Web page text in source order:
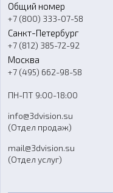
Программное обеспечение
Ремонт и услуги
О компании
Контакты
Гос. закупки
Стать дилером
Блог
FAQ
Общий номер
+7 (800) 333-07-58
Санкт-Петербург
+7 (812) 385-72-92
Москва
+7 (495) 662-98-58
ПН-ПТ 9:00-18:00
info@3dvision.su
(Отдел продаж)
mail@3dvision.su
(Отдел услуг)